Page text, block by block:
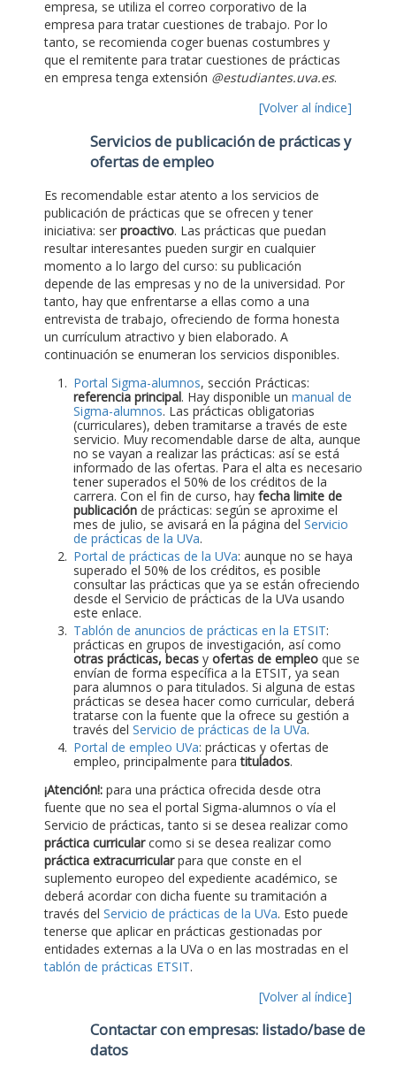
empresa, se utiliza el correo corporativo de la
empresa para tratar cuestiones de trabajo. Por lo
tanto, se recomienda coger buenas costumbres y
que el remitente para tratar cuestiones de prácticas
en empresa tenga extensión @estudiantes.uva.es.
[Volver al índice]
Servicios de publicación de prácticas y
ofertas de empleo
Es recomendable estar atento a los servicios de
publicación de prácticas que se ofrecen y tener
iniciativa: ser proactivo. Las prácticas que puedan
resultar interesantes pueden surgir en cualquier
momento a lo largo del curso: su publicación
depende de las empresas y no de la universidad. Por
tanto, hay que enfrentarse a ellas como a una
entrevista de trabajo, ofreciendo de forma honesta
un currículum atractivo y bien elaborado. A
continuación se enumeran los servicios disponibles.
Portal Sigma-alumnos, sección Prácticas:
referencia principal. Hay disponible un manual de
Sigma-alumnos. Las prácticas obligatorias
(curriculares), deben tramitarse a través de este
servicio. Muy recomendable darse de alta, aunque
no se vayan a realizar las prácticas: así se está
informado de las ofertas. Para el alta es necesario
tener superados el 50% de los créditos de la
carrera. Con el fin de curso, hay fecha limite de
publicación de prácticas: según se aproxime el
mes de julio, se avisará en la página del Servicio
de prácticas de la UVa.
Portal de prácticas de la UVa: aunque no se haya
superado el 50% de los créditos, es posible
consultar las prácticas que ya se están ofreciendo
desde el Servicio de prácticas de la UVa usando
este enlace.
Tablón de anuncios de prácticas en la ETSIT:
prácticas en grupos de investigación, así como
otras prácticas, becas y ofertas de empleo que se
envían de forma específica a la ETSIT, ya sean
para alumnos o para titulados. Si alguna de estas
prácticas se desea hacer como curricular, deberá
tratarse con la fuente que la ofrece su gestión a
través del Servicio de prácticas de la UVa.
Portal de empleo UVa: prácticas y ofertas de
empleo, principalmente paratitulados.
¡Atención!: para una práctica ofrecida desde otra
fuente que no sea el portal Sigma-alumnos o vía el
Servicio de prácticas, tanto si se desea realizar como
práctica curricularcomo si se desea realizar como
práctica extracurricularpara que conste en el
suplemento europeo del expediente académico, se
deberá acordar con dicha fuente su tramitación a
través del Servicio de prácticas de la UVa. Esto puede
tenerse que aplicar en prácticas gestionadas por
entidades externas a la UVa o en las mostradas en el
tablón de prácticas ETSIT.
[Volver al índice]
Contactar con empresas: listado/base de
datos